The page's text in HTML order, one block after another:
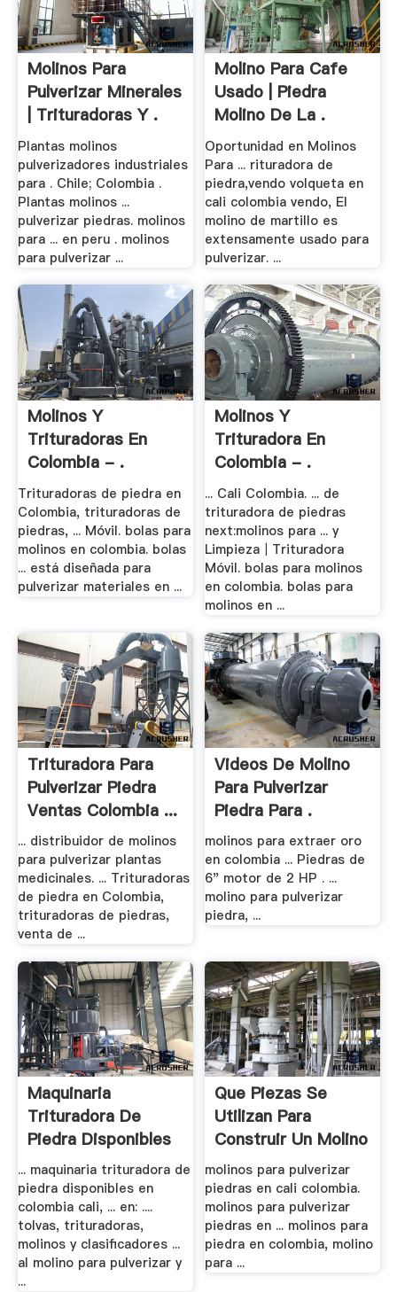
Molinos Para
Pulverizar Minerales
| Trituradoras Y .
Plantas molinos
pulverizadores industriales
para . Chile; Colombia .
Plantas molinos ...
pulverizar piedras. molinos
para ... en peru . molinos
para pulverizar ...
Molino Para Cafe
Usado | Piedra
Molino De La .
Oportunidad en Molinos
Para ... rituradora de
piedra,vendo volqueta en
cali colombia vendo, El
molino de martillo es
extensamente usado para
pulverizar. ...
Molinos Y
Trituradoras En
Colombia - .
Trituradoras de piedra en
Colombia, trituradoras de
piedras, ... Móvil. bolas para
molinos en colombia. bolas
... está diseñada para
pulverizar materiales en ...
Molinos Y
Trituradora En
Colombia - .
... Cali Colombia. ... de
trituradora de piedras
next:molinos para ... y
Limpieza｜Trituradora
Móvil. bolas para molinos
en colombia. bolas para
molinos en ...
Trituradora Para
Pulverizar Piedra
Ventas Colombia ...
... distribuidor de molinos
para pulverizar plantas
medicinales. ... Trituradoras
de piedra en Colombia,
trituradoras de piedras,
venta de ...
Videos De Molino
Para Pulverizar
Piedra Para .
molinos para extraer oro
en colombia ... Piedras de
6" motor de 2 HP . ...
molino para pulverizar
piedra, ...
Maquinaria
Trituradora De
Piedra Disponibles
En .
... maquinaria trituradora de
piedra disponibles en
colombia cali, ... en: ....
tolvas, trituradoras,
molinos y clasificadores ...
al molino para pulverizar y
...
Que Piezas Se
Utilizan Para
Construir Un Molino
.
molinos para pulverizar
piedras en cali colombia.
molinos para pulverizar
piedras en ... molinos para
piedra en colombia, molino
para ...